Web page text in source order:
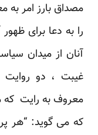
مصداق بارز امر
را به دعا برای
آنان از میدان
غیبت ، دو روایت
معروف به رایت
که می گوید: “هر